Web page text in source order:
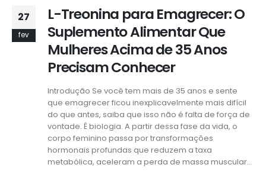
27
fev
L-Treonina para Emagrecer: O
Suplemento Alimentar Que
Mulheres Acima de 35 Anos
Precisam Conhecer
Introdução Se você tem mais de 35 anos e sente
que emagrecer ficou inexplicavelmente mais difícil
do que antes, saiba que isso não é falta de força de
vontade. É biologia. A partir dessa fase da vida, o
corpo feminino passa por transformações
hormonais profundas que reduzem a taxa
metabólica, aceleram a perda de massa muscular...